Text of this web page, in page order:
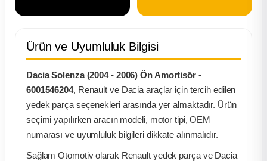
Parça
Parça
Ürün ve Uyumluluk Bilgisi
Dacia Solenza (2004 - 2006) Ön Amortisör -
6001546204, Renault ve Dacia araçlar için tercih edilen
yedek parça seçenekleri arasında yer almaktadır. Ürün
seçimi yapılırken aracın modeli, motor tipi, OEM
numarası ve uyumluluk bilgileri dikkate alınmalıdır.
Sağlam Otomotiv olarak Renault yedek parça ve Dacia